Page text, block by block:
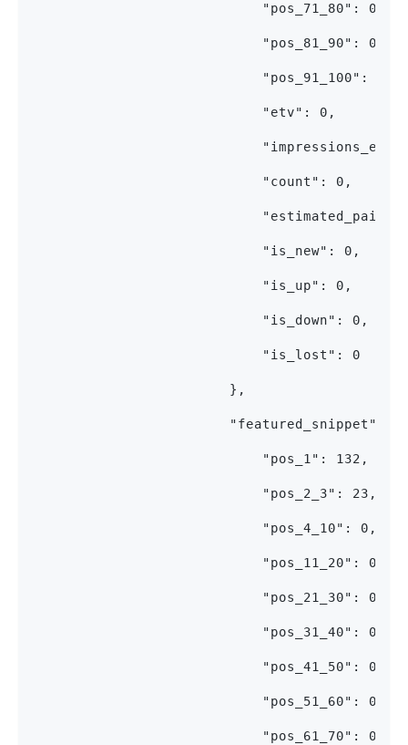
                            "pos_71_80": 0,
                            "pos_81_90": 0,
                            "pos_91_100": 0,
                            "etv": 0,
                            "count": 0,
                            "is_new": 0,
                            "is_up": 0,
                            "is_down": 0,
                            "is_lost": 0
                        },
                        "featured_snippet": {
                            "pos_1": 132,
                            "pos_2_3": 23,
                            "pos_4_10": 0,
                            "pos_11_20": 0,
                            "pos_21_30": 0,
                            "pos_31_40": 0,
                            "pos_41_50": 0,
                            "pos_51_60": 0,
                            "pos_61_70": 0,